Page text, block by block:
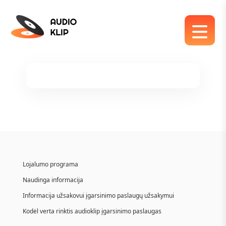
Lojalumo programa
Naudinga informacija
Informacija užsakovui įgarsinimo paslaugų užsakymui
Kodėl verta rinktis audioklip įgarsinimo paslaugas